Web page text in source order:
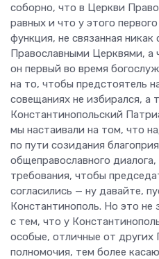
соборно, что в Церкви
равных и что у этого
функция, не связанная
Православными Церквями, а
он первый во время
на то, чтобы предстоятель
совещаниях не избирался, а
Константинопольский
мы настаивали на том, что
по пути созидания
общеправославного
требования, чтобы
согласились — ну давайте,
Константинополь. Но это не
с тем, что у
особые, отличные от других
полномочия, тем более